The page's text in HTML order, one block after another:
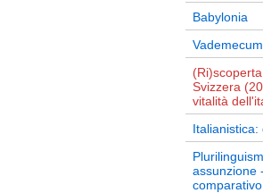
Babylonia
Vademecum
Svizzera
vitalità
Italianistica:
assunzione
comparativo